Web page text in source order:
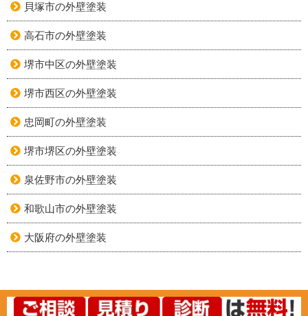
貝塚市の外壁塗装
高石市の外壁塗装
堺市中区の外壁塗装
堺市西区の外壁塗装
忠岡町の外壁塗装
堺市堺区の外壁塗装
泉佐野市の外壁塗装
和歌山市の外壁塗装
大阪府の外壁塗装